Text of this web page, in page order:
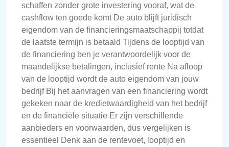
schaffen zonder grote investering vooraf, wat de
cashflow ten goede komt De auto blijft juridisch
eigendom van de financieringsmaatschappij totdat
de laatste termijn is betaald Tijdens de looptijd van
de financiering ben je verantwoordelijk voor de
maandelijkse betalingen, inclusief rente Na afloop
van de looptijd wordt de auto eigendom van jouw
bedrijf Bij het aanvragen van een financiering wordt
gekeken naar de kredietwaardigheid van het bedrijf
en de financiële situatie Er zijn verschillende
aanbieders en voorwaarden, dus vergelijken is
essentieel Denk aan de rentevoet, looptijd en